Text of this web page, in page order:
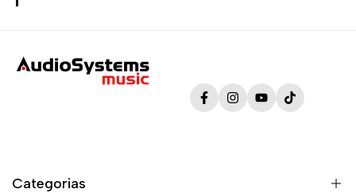
FacebookInstagramYouTubeTikTok
Categorias